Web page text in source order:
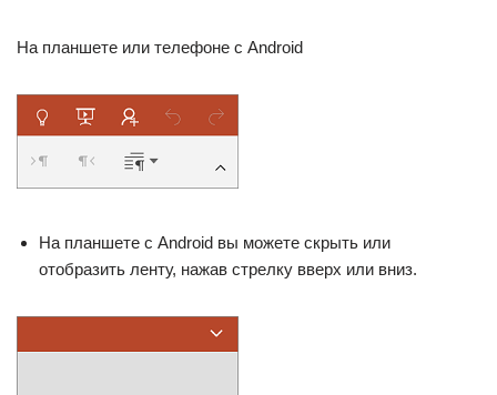
На планшете или телефоне с Android
На планшете с Android вы можете скрыть или
отобразить ленту, нажав стрелку вверх или вниз.